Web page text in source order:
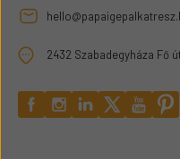
2432 Szabadegyháza Fő